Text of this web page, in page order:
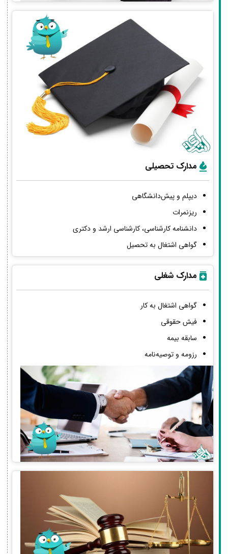
مدارک تحصیلی
دیپلم و پیش‌دانشگاهی
ریزنمرات
دانشنامه کارشناسی، کارشناسی ارشد و دکتری
گواهی اشتغال به تحصیل
مدارک شغلی
گواهی اشتغال به کار
فیش حقوقی
سابقه بیمه
رزومه و توصیه‌نامه